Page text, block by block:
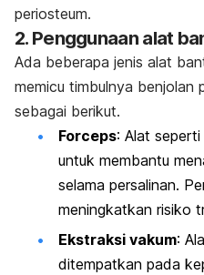
periosteum.
2. Penggunaan alat
Ada beberapa jenis alat
memicu timbulnya benjolan
sebagai berikut.
Forceps: Alat
untuk membantu
selama persalinan.
meningkatkan risiko
Ekstraksi vakum:
ditempatkan pada